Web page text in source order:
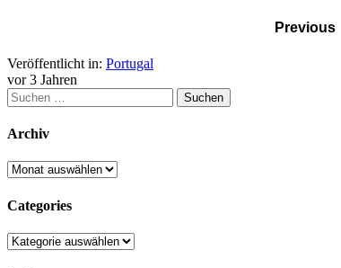
Previous
Veröffentlicht in: Portugal
vor 3 Jahren
Archiv
Categories